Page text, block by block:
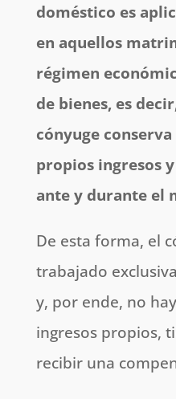
doméstico es
en aquellos
régimen
de bienes, es
cónyuge
propios ingresos
ante y durante el
De esta forma, el
trabajado
y, por ende, no
ingresos propios,
recibir una